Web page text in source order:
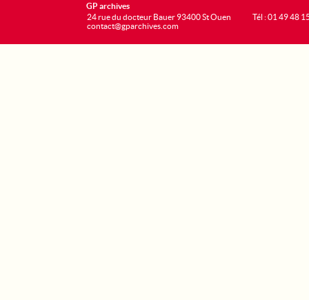
GP archives
24 rue du docteur Bauer 93400 St Ouen
contact@gparchives.com
Tél : 01 49 48